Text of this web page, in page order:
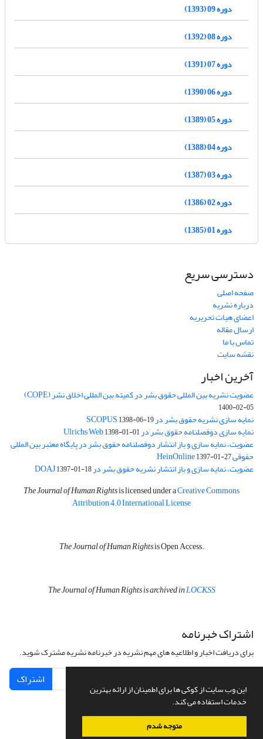
این وب سایت از کوکی ها برای اطمینان از ارائه بهترین
خدمات استفاده می کند.
متوجه شدم
دوره 09 (1393)
دوره 08 (1392)
دوره 07 (1391)
دوره 06 (1390)
دوره 05 (1389)
دوره 04 (1388)
دوره 03 (1387)
دوره 02 (1386)
دوره 01 (1385)
دسترسی سریع
صفحه اصلی
درباره نشریه
اعضای هیات تحریریه
ارسال مقاله
تماس با ما
نقشه سایت
آخرین اخبار
عضویت نشریه بین المللی حقوق بشر در کمیته بین المللی اخلاق نشر (COPE)
1400-02-05
نمایه سازی نشریه حقوق بشر در SCOPUS1398-06-19
نمایه سازی دوفصلنامه حقوق بشر در Ulrichs Web1398-01-01
عضویت، نمایه سازی و باز انتشار دوفصلنامه حقوق بشر در پایگاه معتبر بین المللی
حقوقی HeinOnline1397-01-27
عضویت، نمایه سازی و باز انتشار نشریه حقوق بشر در DOAJ1397-01-18
The Journal of Human Rightsis licensed under aCreative Commons
Attribution 4.0 International License
The Journal of Human Rightsis Open Access.
The Journal of Human Rights is archived inLOCKSS
اشتراک خبرنامه
برای دریافت اخبار و اطلاعیه های مهم نشریه در خبرنامه نشریه مشترک شوید.
اشتراک